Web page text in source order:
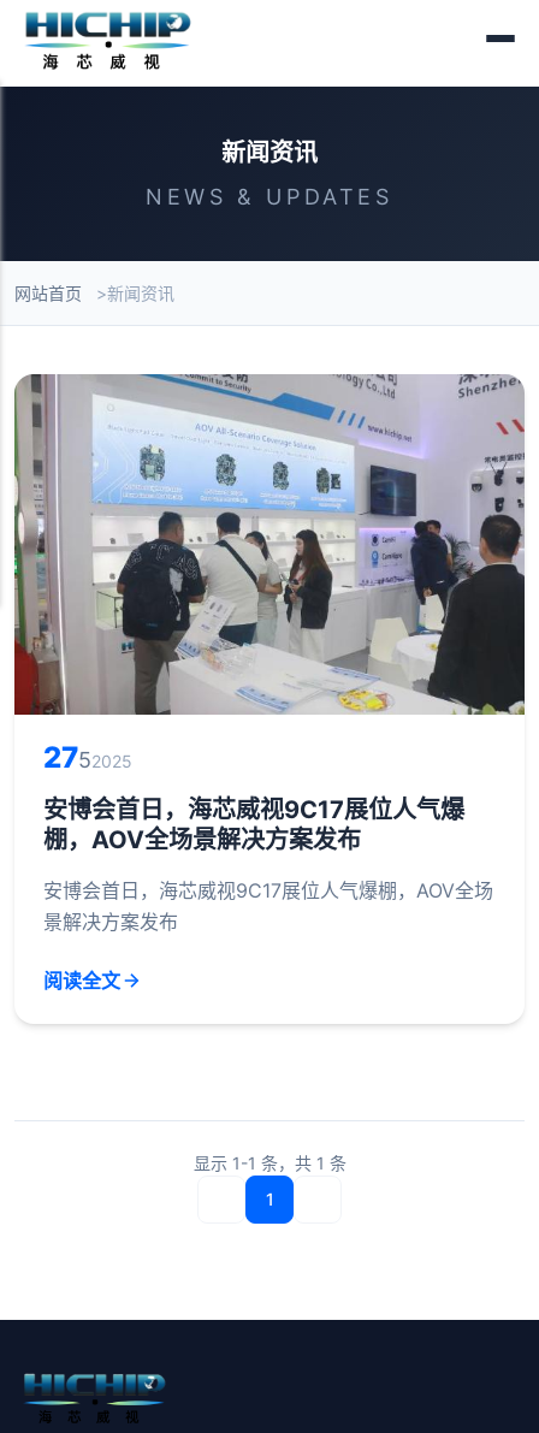
新闻资讯
NEWS & UPDATES
网站首页 新闻资讯
新闻列表
2752025
安博会首日，海芯威视9C17展位人气爆
棚，AOV全场景解决方案发布
安博会首日，海芯威视9C17展位人气爆棚，AOV全场
景解决方案发布
阅读全文
显示 1-1 条，共 1 条
1